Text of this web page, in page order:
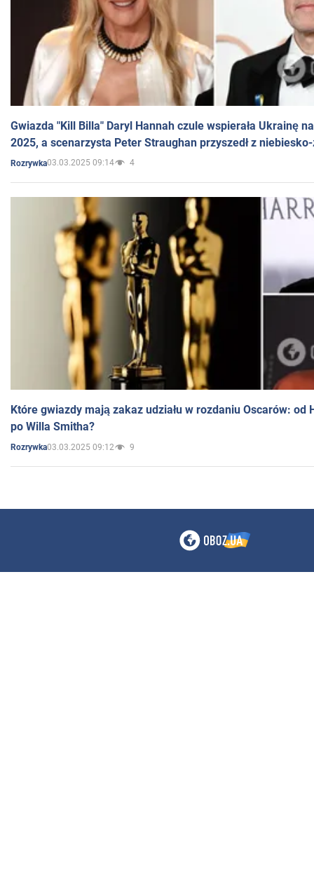
Gwiazda "Kill Billa" Daryl Hannah czule wspierała Ukrainę
2025, a scenarzysta Peter Straughan przyszedł z
Rozrywka03.03.2025 09:14 4
Które gwiazdy mają zakaz udziału w rozdaniu Oscarów: od
po Willa Smitha?
Rozrywka03.03.2025 09:12 9